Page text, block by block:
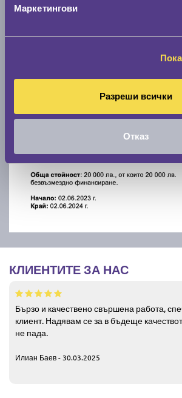
Маркетингови
Разреши всички
Отказ
КЛИЕНТИТЕ ЗА НАС
Бързо и качествено свършена работа,
клиент. Надявам се за в бъдеще
не пада.
Илиан Баев - 30.03.2025